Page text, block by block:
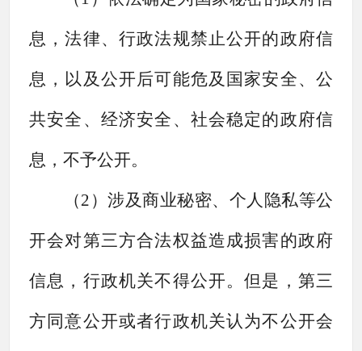
息，法律、行政法规禁止公开的政府信
息，以及公开后可能危及国家安全、公
共安全、经济安全、社会稳定的政府信
息，不予公开。
（2）涉及商业秘密、个人隐私等公
开会对第三方合法权益造成损害的政府
信息，行政机关不得公开。但是，第三
方同意公开或者行政机关认为不公开会